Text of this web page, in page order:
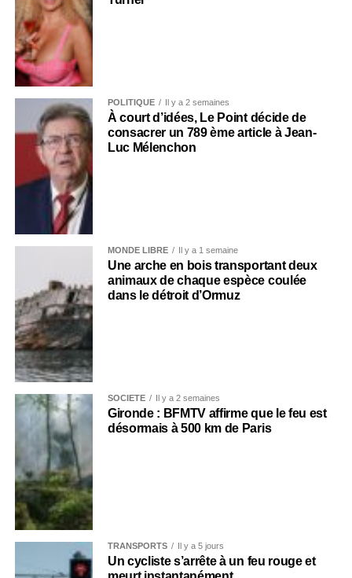
POLITIQUE Il y a 2 semaines
À court d’idées, Le Point décide de
consacrer un 789 ème article à Jean-
Luc Mélenchon
MONDE LIBRE Il y a 1 semaine
Une arche en bois transportant deux
animaux de chaque espèce coulée
dans le détroit d’Ormuz
SOCIÉTÉ Il y a 2 semaines
Gironde : BFMTV affirme que le feu est
désormais à 500 km de Paris
TRANSPORTS Il y a 5 jours
Un cycliste s’arrête à un feu rouge et